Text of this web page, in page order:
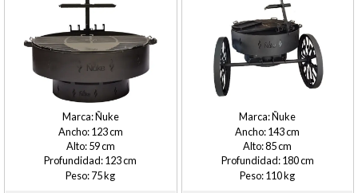
Ñuke
123
59
123
75
Ñuke
143
85
180
110